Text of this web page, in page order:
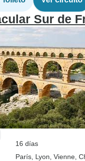
Sur de
16 días
París , Lyon , Vienne ,